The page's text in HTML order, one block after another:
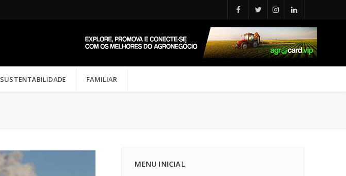
SUSTENTABILIDADE FAMILIAR
MENU INICIAL